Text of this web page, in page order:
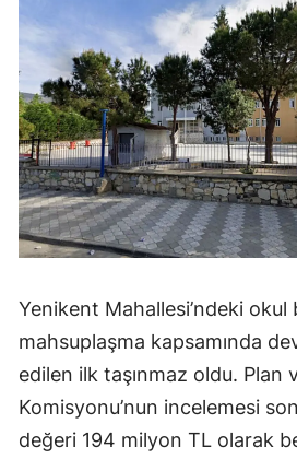
Yenikent Mahallesi’ndeki okul
mahsuplaşma kapsamında
edilen ilk taşınmaz oldu. Plan
Komisyonu’nun incelemesi
değeri 194 milyon TL olarak